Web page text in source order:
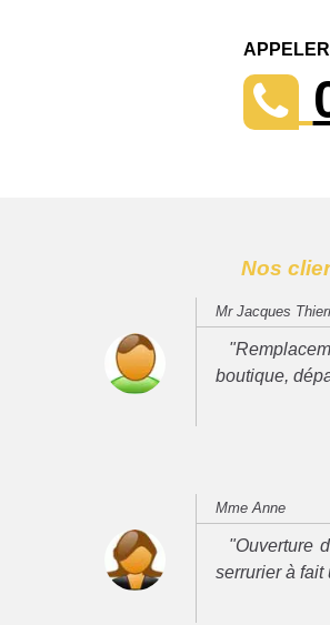
Nos
Mr Jacques
boutique,
Mme Anne
"Ouverture
serrurier à fait